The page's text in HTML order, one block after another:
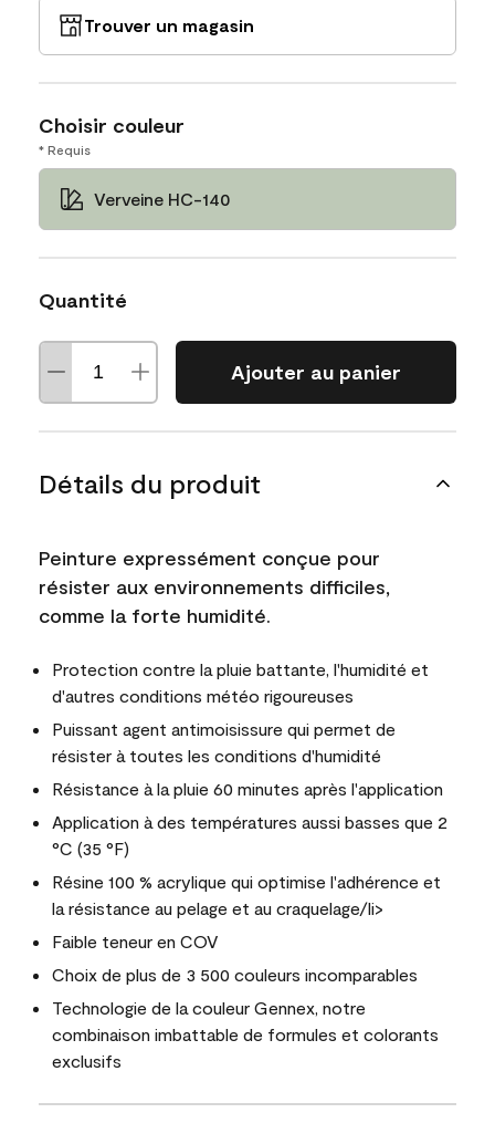
Trouver un magasin
Choisir couleur
* Requis
Verveine HC-140
Quantité
Ajouter au panier
Détails du produit
Peinture expressément conçue pour
résister aux environnements difficiles,
comme la forte humidité.
Protection contre la pluie battante, l'humidité et
d'autres conditions météo rigoureuses
Puissant agent antimoisissure qui permet de
résister à toutes les conditions d'humidité
Résistance à la pluie 60 minutes après l'application
Application à des températures aussi basses que 2
°C (35 °F)
Résine 100 % acrylique qui optimise l'adhérence et
la résistance au pelage et au craquelage/li>
Faible teneur en COV
Choix de plus de 3 500 couleurs incomparables
Technologie de la couleur Gennex, notre
combinaison imbattable de formules et colorants
exclusifs